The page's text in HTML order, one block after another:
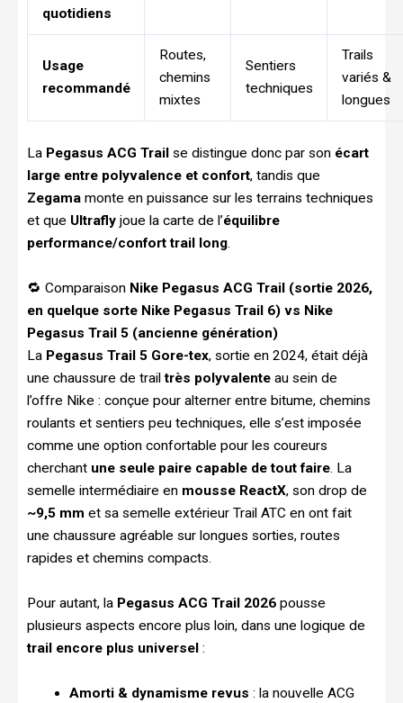
quotidiens
Usage
recommandé
Routes,
chemins
mixtes
Sentiers
techniques
Trails
variés &
longues
La Pegasus ACG Trail se distingue donc par son écart
large entre polyvalence et confort, tandis que
Zegama monte en puissance sur les terrains techniques
et que Ultrafly joue la carte de l’équilibre
performance/confort trail long.
🔁 Comparaison Nike Pegasus ACG Trail (sortie 2026,
en quelque sorte Nike Pegasus Trail 6) vs Nike
Pegasus Trail 5 (ancienne génération)
La Pegasus Trail 5 Gore-tex, sortie en 2024, était déjà
une chaussure de trailtrès polyvalente au sein de
l’offre Nike : conçue pour alterner entre bitume, chemins
roulants et sentiers peu techniques, elle s’est imposée
comme une option confortable pour les coureurs
cherchant une seule paire capable de tout faire. La
semelle intermédiaire en mousse ReactX, son drop de
~9,5 mm et sa semelle extérieur Trail ATC en ont fait
une chaussure agréable sur longues sorties, routes
rapides et chemins compacts.
Pour autant, la Pegasus ACG Trail 2026 pousse
plusieurs aspects encore plus loin, dans une logique de
trail encore plus universel :
Amorti & dynamisme revus : la nouvelle ACG